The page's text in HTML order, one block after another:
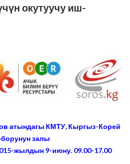
окутуучу иш-
атындагы КМТУ, Кыргыз-Корей
залы
жылдын 9-июну. 09.00-17.00